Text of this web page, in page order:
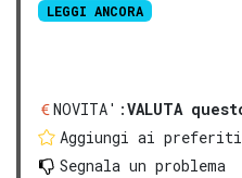
LEGGI ANCORA
NOVITA':VALUTA
Aggiungi ai preferiti
Segnala un problema